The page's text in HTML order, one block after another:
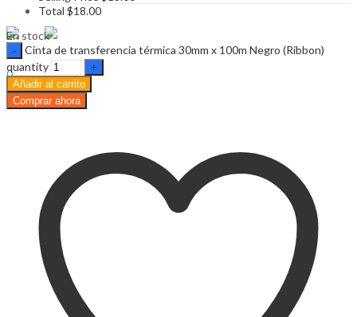
0.00
Hello,
Sign In
0
Cart $0.00
Total $18.00
En stock
Cinta de transferencia térmica 30mm x 100m Negro (Ribbon)
quantity
Añadir al carrito
Comprar ahora